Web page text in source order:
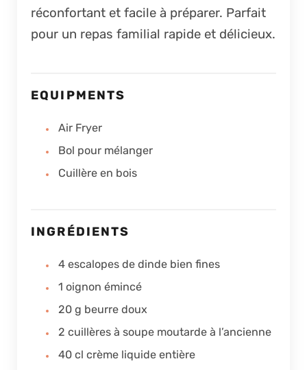
réconfortant et facile à préparer. Parfait
pour un repas familial rapide et délicieux.
EQUIPMENTS
Air Fryer
Bol pour mélanger
Cuillère en bois
INGRÉDIENTS
4 escalopes de dinde bien fines
1 oignon émincé
20 g beurre doux
2 cuillères à soupe moutarde à l’ancienne
40 cl crème liquide entière